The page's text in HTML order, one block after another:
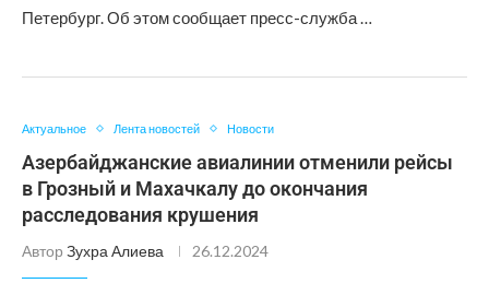
Петербург. Об этом сообщает пресс-служба …
Актуальное Лента новостей Новости
Азербайджанские авиалинии отменили рейсы
в Грозный и Махачкалу до окончания
расследования крушения
Автор Зухра Алиева 26.12.2024